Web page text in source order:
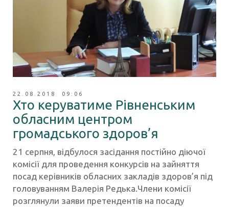
22.08.2018 09:06
Хто керуватиме Рівненським
обласним центром
громадського здоров’я
21 серпня, відбулося засідання постійно діючої
комісії для проведення конкурсів на зайняття
посад керівників обласних закладів здоров’я під
головуванням Валерія Редька.Члени комісії
розглянули заяви претендентів на посаду